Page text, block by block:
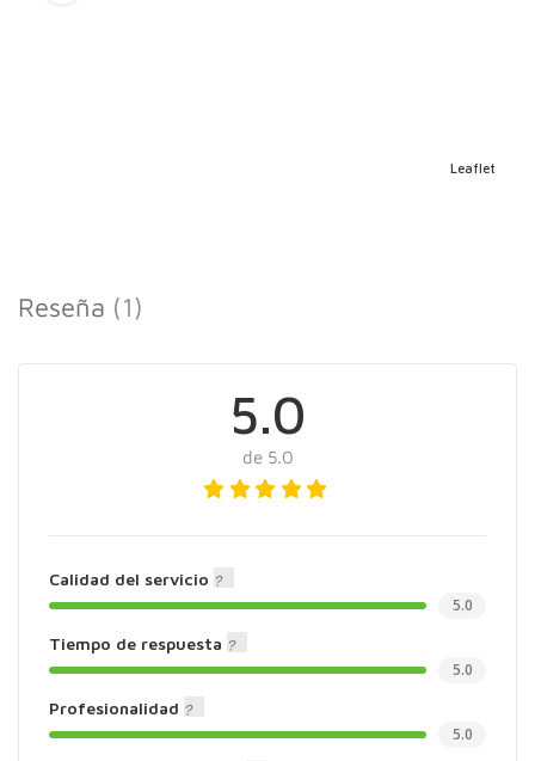
Leaflet
Reseña (1)
5.0
de 5.0
Calidad del servicio
5.0
Tiempo de respuesta
5.0
Profesionalidad
5.0